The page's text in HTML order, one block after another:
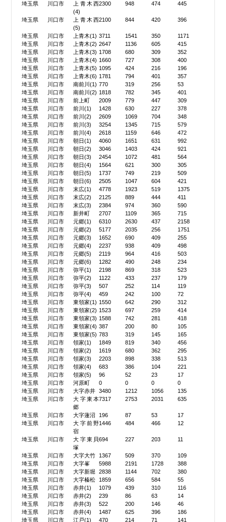
埼玉県 川口市
上青木西
(4)
2300 948 474 445
埼玉県 川口市
上青木西
(5)
2100 844 420 396
埼玉県 川口市 上青木(1) 3711 1541 350
1171
埼玉県
川口市 上青木(2) 2647 1136 605
415
埼玉県
川口市 上青木(3) 1708 680 309
352
埼玉県
川口市 上青木(4) 1660 727 308
400
埼玉県
川口市 上青木(5) 1095 424 216
196
埼玉県
川口市 上青木(6) 1781 794 401
357
埼玉県
川口市 南前川(1) 770 319 256
53
埼玉県
川口市 南前川(2) 1818 782 345
401
埼玉県
川口市 前上町 2009 779 447
309
埼玉県
川口市 前川(1) 1428 630 227
378
埼玉県
川口市 前川(2) 2609 1069 704
348
埼玉県
川口市 前川(3) 3254 1345 715
579
埼玉県
川口市 前川(4) 2618 1159 646
472
埼玉県
川口市 朝日(1) 4060 1651 631
992
埼玉県
川口市 朝日(2) 3046 1403 424
921
埼玉県
川口市 朝日(3) 2454 1072 481
564
埼玉県
川口市 朝日(4) 1564 621 300
305
埼玉県
川口市 朝日(5) 1737 749 219
509
埼玉県
川口市 朝日(6) 2505 1047 604
421
埼玉県
川口市 末広(1) 4778 1923 519
1375
埼玉県
川口市 末広(2) 2125 889 444
411
埼玉県
川口市 末広(3) 2384 974 360
590
埼玉県
川口市 新井町 2707 1109 365
715
埼玉県
川口市 元郷(1) 6310 2630 437
2158
埼玉県
川口市 元郷(2) 5177 2035 256
1751
埼玉県
川口市 元郷(3) 1652 690 409
255
埼玉県
川口市 元郷(4) 2237 938 409
498
埼玉県
川口市 元郷(5) 2119 964 416
503
埼玉県
川口市 元郷(6) 1282 490 248
234
埼玉県
川口市 弥平(1) 2198 869 318
523
埼玉県
川口市 弥平(2) 1122 433 237
179
埼玉県
川口市 弥平(3) 507 252 114
119
埼玉県
川口市 弥平(4) 459 242 100
72
埼玉県
川口市 東領家(1) 1550 642 290
312
埼玉県
川口市 東領家(2) 1523 697 259
414
埼玉県
川口市 東領家(3) 1588 742 281
418
埼玉県
川口市 東領家(4) 387 200 80
105
埼玉県
川口市 東領家(5) 783 319 145
165
埼玉県
川口市 領家(1) 1849 819 340
456
埼玉県
川口市 領家(2) 1619 680 362
295
埼玉県
川口市 領家(3) 2203 898 338
513
埼玉県
川口市 領家(4) 683 386 104
221
埼玉県
川口市 領家(5) 96 52 23
17
埼玉県
川口市 河原町 0 0 0
0
埼玉県
川口市 大字赤井 3480 1212 1056
135
埼玉県
川口市
大字東本
郷
7317 2753 2031 635
埼玉県 川口市 大字蓮沼 196 87 53
17
埼玉県
川口市
大字前野
宿
1446 484 466 12
埼玉県 川口市
大字東貝
塚
694 227 203 11
埼玉県 川口市 大字大竹 1367 509 370
109
埼玉県
川口市 大字峯 5988 2191 1728
388
埼玉県
川口市 大字新堀 2838 1144 702
380
埼玉県
川口市 大字榛松 1859 656 584
55
埼玉県
川口市 赤井(1) 1079 439 310
116
埼玉県
川口市 赤井(2) 239 86 63
14
埼玉県
川口市 赤井(3) 522 200 146
46
埼玉県
川口市 赤井(4) 1487 625 396
186
埼玉県
川口市 江戸(1) 470 214 71 141